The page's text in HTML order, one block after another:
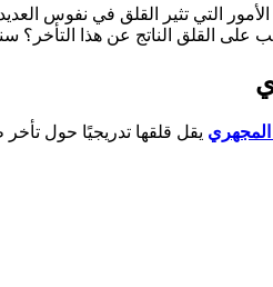
التي تثير القلق في نفوس
القلق الناتج عن هذا التأخر؟
يقل قلقها تدريجيًا حول